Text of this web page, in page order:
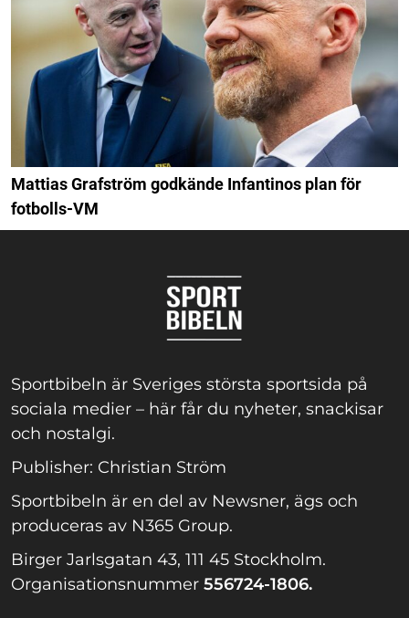
Mattias Grafström godkände Infantinos plan för
fotbolls-VM
Sportbibeln är Sveriges största sportsida på
sociala medier – här får du nyheter, snackisar
och nostalgi.
Publisher: Christian Ström
Sportbibeln är en del av Newsner, ägs och
produceras av N365 Group.
Birger Jarlsgatan 43, 111 45 Stockholm.
Organisationsnummer 556724-1806.